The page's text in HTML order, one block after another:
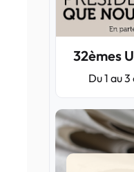
32èmes
Du 1 au